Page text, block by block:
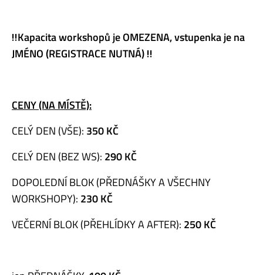
‼️Kapacita workshopů je OMEZENA, vstupenka je na
JMÉNO (REGISTRACE NUTNÁ)‼
CENY (NA MÍSTĚ):
CELÝ DEN (VŠE): 350 KČ
CELÝ DEN (BEZ WS): 290 KČ
DOPOLEDNÍ BLOK (PŘEDNÁŠKY A VŠECHNY
WORKSHOPY): 230 KČ
VEČERNÍ BLOK (PŘEHLÍDKY A AFTER): 250 KČ